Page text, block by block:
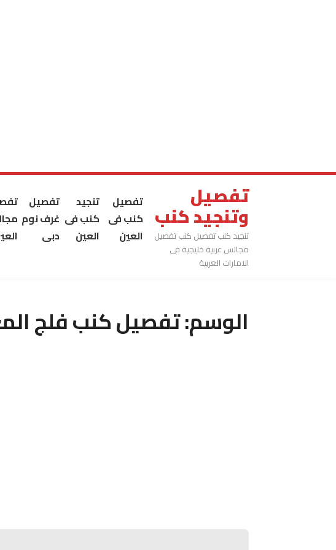
تفصيل
وتنجيد كنب
تنجيد كنب تفصيل كنب تفصيل
مجالس عربية خليجية فى
الامارات العربية
تفصيل
كنب فى
العين
تنجيد
كنب فى
العين
تفصيل
غرف نوم
دبى
الوسم:تفصيل كنب فلج